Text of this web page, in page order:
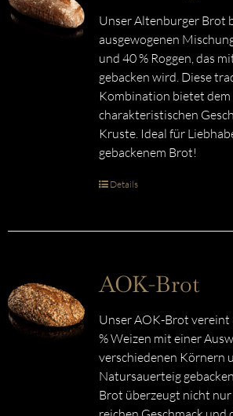
Unser Altenburger Brot
ausgewogenen
und 40 % Roggen, das
gebacken wird. Diese
Kombination bietet
charakteristischen
Kruste. Ideal für
gebackenem Brot!
Details
AOK-Brot
Unser AOK-Brot vereint
% Weizen mit einer
verschiedenen Körnern
Natursauerteig
Brot überzeugt nicht